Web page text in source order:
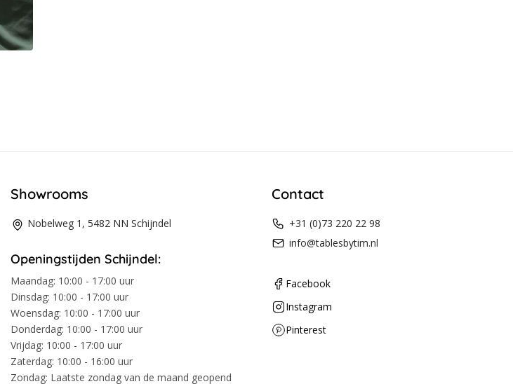
Showrooms
Nobelweg 1, 5482 NN Schijndel
Openingstijden Schijndel:
Maandag: 10:00 - 17:00 uur
Dinsdag: 10:00 - 17:00 uur
Woensdag: 10:00 - 17:00 uur
Donderdag: 10:00 - 17:00 uur
Vrijdag: 10:00 - 17:00 uur
Zaterdag: 10:00 - 16:00 uur
Zondag: Laatste zondag van de maand geopend
Contact
+31 (0)73 220 22 98
info@tablesbytim.nl
Facebook
Instagram
Pinterest